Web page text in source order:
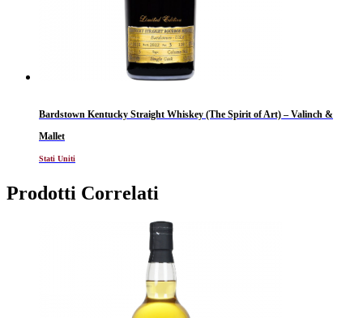
Bardstown Kentucky Straight Whiskey (The Spirit of Art) – Valinch &
Mallet
Stati Uniti
Prodotti Correlati